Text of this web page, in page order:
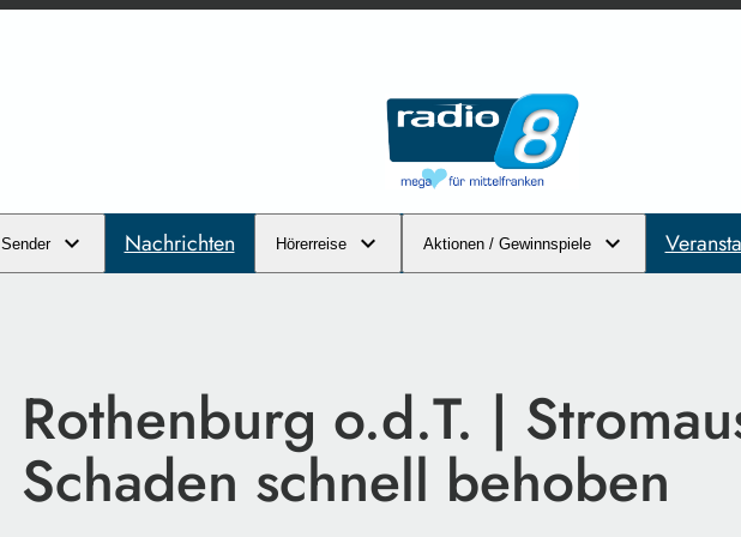
Sender Nachrichten Hörerreise Aktionen / Gewinnspiele
Rothenburg o.d.T. |
Schaden schnell behoben